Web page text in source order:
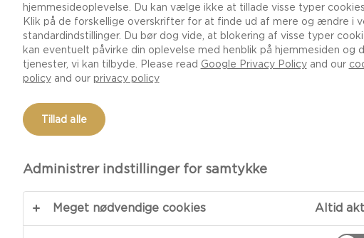
hjemmesideoplevelse. Du kan vælge ikke at tillade visse typer cookies.
Klik på de forskellige overskrifter for at finde ud af mere og ændre i
standardindstillinger. Du bør dog vide, at blokering af visse typer
kan eventuelt påvirke din oplevelse med henblik på hjemmesiden og
tjenester, vi kan tilbyde. Please read Google Privacy Policyand our
policyand our privacy policy
Tillad alle
Administrer indstillinger for samtykke
Meget nødvendige cookies Altid